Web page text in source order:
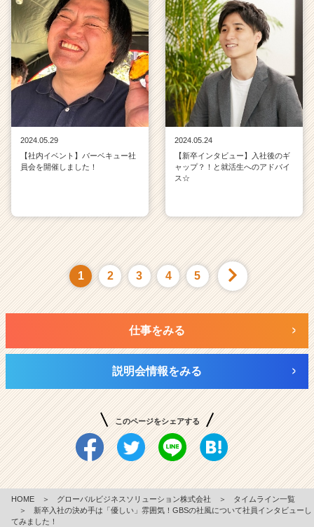
2024.05.29
【社内イベント】バーベキュー社
員会を開催しました！
2024.05.24
【新卒インタビュー】入社後のギ
ャップ？！と就活生へのアドバイ
ス☆
1 2 3 4 5
仕事をみる
説明会情報をみる
このページをシェアする
HOME ＞ グローバルビジネスソリューション株式会社 ＞
タイムライン一覧
＞
新卒入社の決め手は「優しい」雰囲気！GBSの社風について社員インタビューし
てみました！